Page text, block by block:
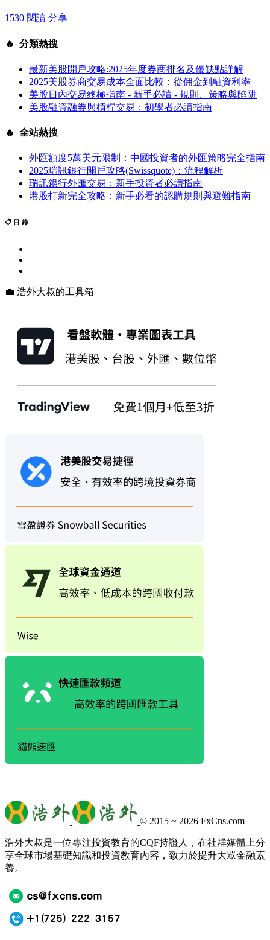
1530 閱讀 分享
🔥 分類熱搜
最新美股開戶攻略:2025年度券商排名及優缺點詳解
2025美股券商交易成本全面比較：從佣金到融資利率
美股日內交易終極指南 - 新手必讀 - 規則、策略與陷阱
美股融資融券與槓桿交易：初學者必讀指南
🔥 全站熱搜
外匯額度5萬美元限制：中國投資者的外匯策略完全指南
2025瑞訊銀行開戶攻略(Swissquote)：流程解析
瑞訊銀行外匯交易：新手投資者必讀指南
港股打新完全攻略：新手必看的認購規則與避難指南
📋 目 錄
💼 浩外大叔的工具箱
© 2015 ~ 2026FxCns.com
浩外大叔是一位專注投資教育的CQF持證人，在社群媒體上分
享全球市場基礎知識和投資教育內容，致力於提升大眾金融素
養。